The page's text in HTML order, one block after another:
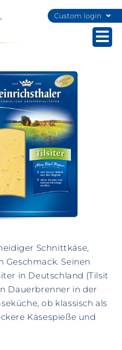
Custom login
Schnittkäse,
Seinen
in Deutschland (Tilsit
Dauerbrenner in der
ob klassisch als
Käsespieße und